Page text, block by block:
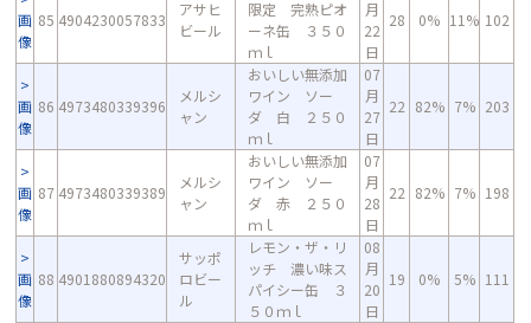
画
像
85 4904230057833
アサヒ
ビール
限定 完熟ピオ
ーネ缶 ３５０
ｍｌ
月
22
日
28 0% 11% 102
画
像
86 4973480339396
メルシ
ャン
おいしい無添加
ワイン ソー
ダ 白 ２５０
ｍｌ
07
月
27
日
22 82% 7% 203
画
像
87 4973480339389
メルシ
ャン
おいしい無添加
ワイン ソー
ダ 赤 ２５０
ｍｌ
07
月
28
日
22 82% 7% 198
画
像
88 4901880894320
サッポ
ロビー
ル
レモン・ザ・リ
ッチ 濃い味ス
パイシー缶 ３
５０ｍｌ
08
月
20
日
19 0% 5% 111